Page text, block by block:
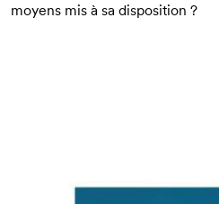
moyens mis à sa disposition ?